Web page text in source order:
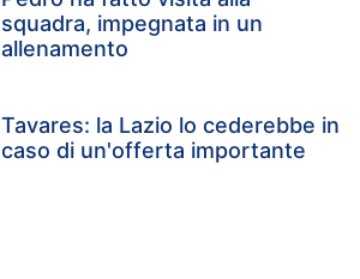
squadra, impegnata in un
allenamento
Tavares: la Lazio lo cederebbe in
caso di un'offerta importante